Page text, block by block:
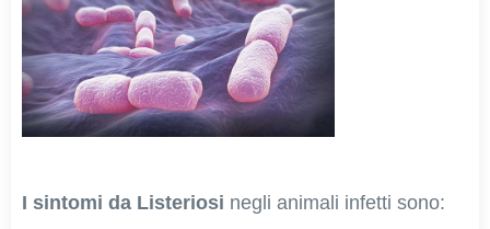
I sintomi da Listeriosi negli animali infetti sono: